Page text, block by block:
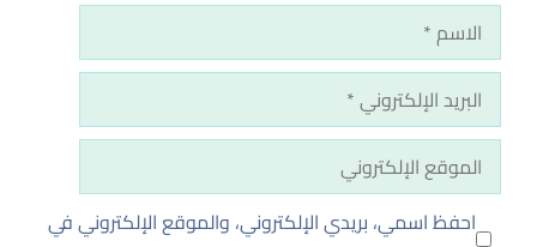
الاسم
البريد
الإلكتروني
الموقع
الإلكتروني
احفظ اسمي، بريدي الإلكتروني، والموقع الإلكتروني في